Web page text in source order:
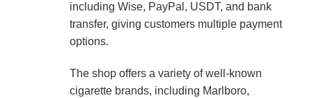
including Wise, PayPal, USDT, and bank
transfer, giving customers multiple payment
options.
The shop offers a variety of well-known
cigarette brands, including Marlboro,